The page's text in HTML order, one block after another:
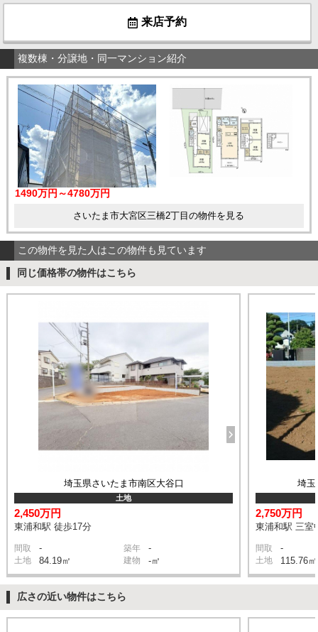
来店予約
複数棟・分譲地・同一マンション紹介
1490万円～4780万円
さいたま市大宮区三橋2丁目の物件を見る
この物件を見た人はこの物件も見ています
同じ価格帯の物件はこちら
埼玉県さいたま市南区大谷口
土地
2,450万円
東浦和駅 徒歩17分
間取 - 築年 -
土地 84.19㎡ 建物 -㎡
埼玉
2,750万円
東浦和駅 三室
間取 -
土地 115.76㎡
広さの近い物件はこちら